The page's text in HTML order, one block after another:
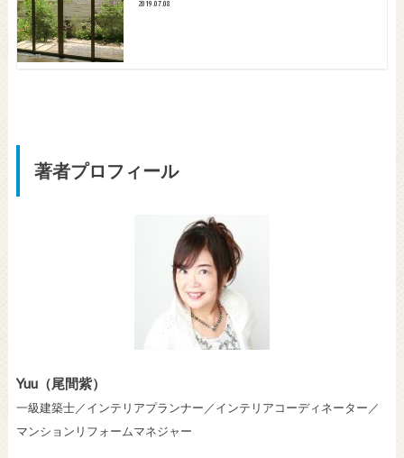
2019.07.08
著者プロフィール
Yuu（尾間紫）
一級建築士／インテリアプランナー／インテリアコーディネーター／
マンションリフォームマネジャー